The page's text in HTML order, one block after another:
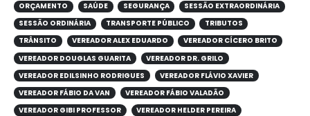
ORÇAMENTO
SAÚDE SEGURANÇA
SESSÃO EXTRAORDINÁRIA
SESSÃO ORDINÁRIA
TRANSPORTE PÚBLICO
TRIBUTOS
TRÂNSITO
VEREADOR ALEX EDUARDO
VEREADOR CÍCERO BRITO
VEREADOR DOUGLAS GUARITA
VEREADOR DR. GRILO
VEREADOR EDILSINHO RODRIGUES
VEREADOR FLÁVIO XAVIER
VEREADOR FÁBIO DA VAN
VEREADOR FÁBIO VALADÃO
VEREADOR GIBI PROFESSOR
VEREADOR HELDER PEREIRA